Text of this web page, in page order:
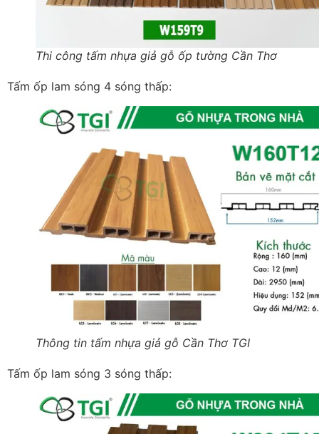
Thi công tấm nhựa giả gỗ ốp tường Cần Thơ
Tấm ốp lam sóng 4 sóng thấp:
Thông tin tấm nhựa giả gỗ Cần Thơ TGI
Tấm ốp lam sóng 3 sóng thấp: